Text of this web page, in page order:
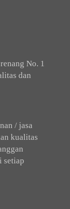
No. 1
dan
/ jasa
kualitas
setiap